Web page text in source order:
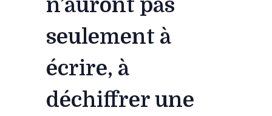
n’auront pas
seulement à
écrire, à
déchiffrer une